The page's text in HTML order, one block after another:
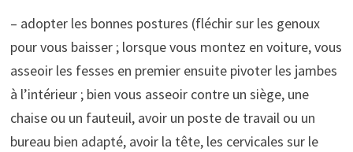
– adopter les bonnes postures (fléchir sur les genoux
pour vous baisser ; lorsque vous montez en voiture, vous
asseoir les fesses en premier ensuite pivoter les jambes
à l’intérieur ; bien vous asseoir contre un siège, une
chaise ou un fauteuil, avoir un poste de travail ou un
bureau bien adapté, avoir la tête, les cervicales sur le